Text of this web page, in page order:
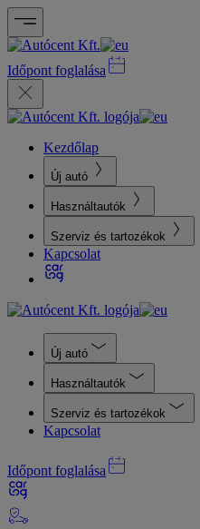
Időpont foglalása
Kezdőlap
Új autó
Használtautók
Szerviz és tartozékok
Kapcsolat
Új autó
Használtautók
Szerviz és tartozékok
Kapcsolat
Időpont foglalása